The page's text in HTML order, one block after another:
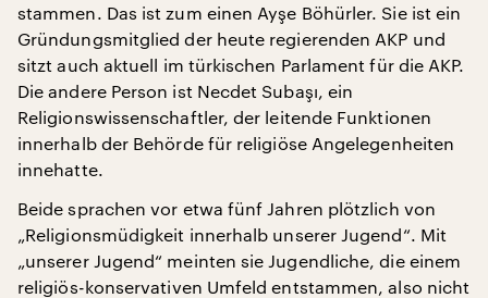
stammen. Das ist zum einen Ayşe Böhürler. Sie ist ein
Gründungsmitglied der heute regierenden AKP und
sitzt auch aktuell im türkischen Parlament für die AKP.
Die andere Person ist Necdet Subaşı, ein
Religionswissenschaftler, der leitende Funktionen
innerhalb der Behörde für religiöse Angelegenheiten
innehatte.
Beide sprachen vor etwa fünf Jahren plötzlich von
„Religionsmüdigkeit innerhalb unserer Jugend“. Mit
„unserer Jugend“ meinten sie Jugendliche, die einem
religiös-konservativen Umfeld entstammen, also nicht